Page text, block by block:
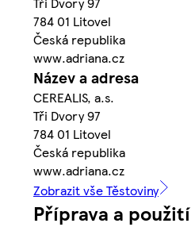
784 01 Litovel
Česká republika
www.adriana.cz
Název a adresa
CEREALIS, a.s.
Tři Dvory 97
784 01 Litovel
Česká republika
www.adriana.cz
Zobrazit vše Těstoviny
Příprava a použití